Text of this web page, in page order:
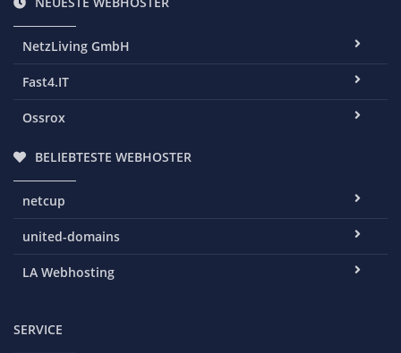
NetzLiving GmbH
Fast4.IT
Ossrox
BELIEBTESTE WEBHOSTER
netcup
united-domains
LA Webhosting
SERVICE